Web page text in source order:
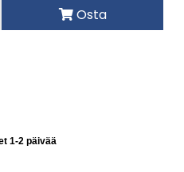
Osta
1-2 päivää